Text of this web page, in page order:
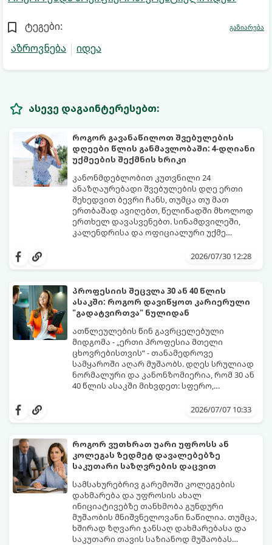
ტეგები:
აზროვნება
იდეა
გაზიარება
ასევე დაგაინტერესებთ:
როგორ გავანაწილოთ შვებულების
დღეები წლის განმავლობაში: 4-დღიანი
უქმეების შექმნის ხრიკი
კანონმდებლობით კუთვნილი 24
ანაზღაურებადი შვებულების დღე ერთი
შეხედვით ბევრი ჩანს, თუმცა თუ მათ
ერთბაშად ავიღებთ, წელიწადში მხოლოდ
ერთხელ დავასვენებთ. სინამდვილეში,
კალენდრისა და ოფიციალური უქმე
შესაძლებელია შვებულების თითო-ოროლა
დღიანი უქმეები (Mini-Vacations).
ხრიკებს, თუ როგორ „გავწელოთ“
2026/07/30 12:28
პროფესიის შეცვლა 30 ან 40 წლის
ასაკში: როგორ დავიწყოთ კარიერული
"გადატვირთვა" ნულიდან
ათწლეულების წინ გავრცელებული
მიდგომა - „ერთი პროფესია მთელი
ცხოვრებისთვის“ - თანამედროვე
სამყაროში აღარ მუშაობს. დღეს სრულიად
ნორმალური და კანონზომიერია, რომ 30 ან
40 წლის ასაკში მიხვდეთ: სფერო,
გაბედნიერებთ, აღარ არის შემოსავლიანი
იდეა ხშირად დიდ შიშებთანაა
კონკურენციას“, „სტაბილურობას ვკარგავ“.
თუმცა, რეალობა საპირისპიროა: თქვენ
იწყებთ არა ნულიდან, არამედ უზარმაზარი
ცხოვრებისეული და პროფესიული
გამოცდილებით (Soft Skills), რაც 20 წლის
დამწყებებს ფიზიკურად არ გააჩნიათ.
გთავაზობთ ნაბიჯ-ნაბიჯ გზამკვლევს, თუ
როგორ მართოთ კარიერული
"რესტარტი" სწორად და
უმტკივნეულოდ:
2026/07/07 10:33
როგორ ვუთხრათ უარი უფროსს ან
კოლეგას ზედმეტ დავალებებზე
საკუთარი საზღვრების დაცვით
სამსახურებრივ გარემოში კოლეგების
დახმარება და უფროსის ახალ
ინიციატივებზე თანხმობა გუნდური
მუშაობის მნიშვნელოვანი ნაწილია. თუმცა,
ხშირად ზღვარი ჯანსაღ დახმარებასა და
საკუთარი თავის საზიანოდ მუშაობას